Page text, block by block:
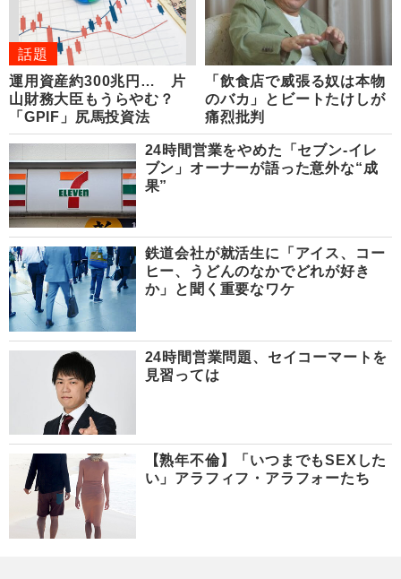
話題
運用資産約300兆円… 片
山財務大臣もうらやむ？
「GPIF」尻馬投資法
「飲食店で威張る奴は本物
のバカ」とビートたけしが
痛烈批判
24時間営業をやめた「セブン-イレ
ブン」オーナーが語った意外な“成
果”
鉄道会社が就活生に「アイス、コー
ヒー、うどんのなかでどれが好き
か」と聞く重要なワケ
24時間営業問題、セイコーマートを
見習っては
【熟年不倫】「いつまでもSEXした
い」アラフィフ・アラフォーたち